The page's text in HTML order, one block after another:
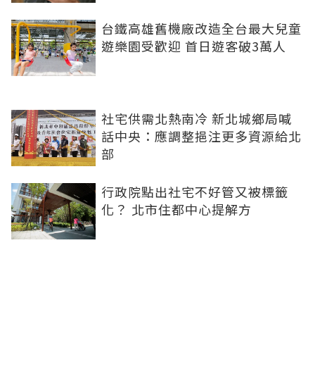
台鐵高雄舊機廠改造全台最大兒童
遊樂園受歡迎 首日遊客破3萬人
社宅供需北熱南冷 新北城鄉局喊
話中央：應調整挹注更多資源給北
部
行政院點出社宅不好管又被標籤
化？ 北市住都中心提解方